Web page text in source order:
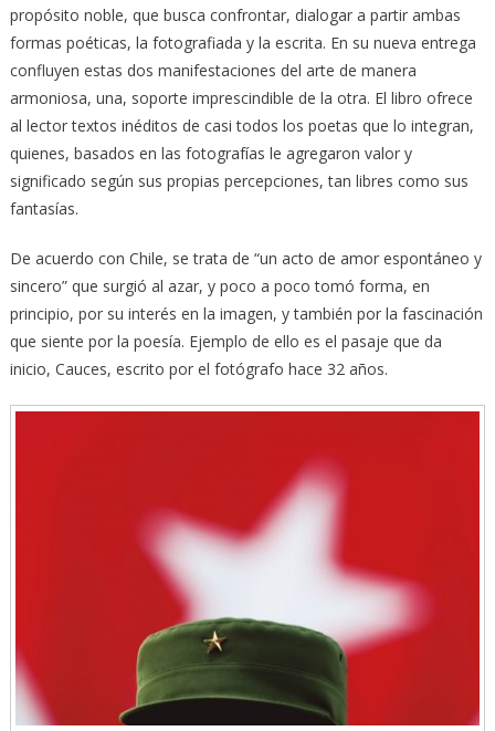
propósito noble, que busca confrontar, dialogar a partir ambas
formas poéticas, la fotografiada y la escrita. En su nueva entrega
confluyen estas dos manifestaciones del arte de manera
armoniosa, una, soporte imprescindible de la otra. El libro ofrece
al lector textos inéditos de casi todos los poetas que lo integran,
quienes, basados en las fotografías le agregaron valor y
significado según sus propias percepciones, tan libres como sus
fantasías.
De acuerdo con Chile, se trata de “un acto de amor espontáneo y
sincero” que surgió al azar, y poco a poco tomó forma, en
principio, por su interés en la imagen, y también por la fascinación
que siente por la poesía. Ejemplo de ello es el pasaje que da
inicio, Cauces, escrito por el fotógrafo hace 32 años.